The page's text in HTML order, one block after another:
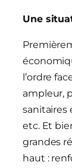
Une
l’ordre
ampleur,
sanitaires
etc. Et
grandes
haut :